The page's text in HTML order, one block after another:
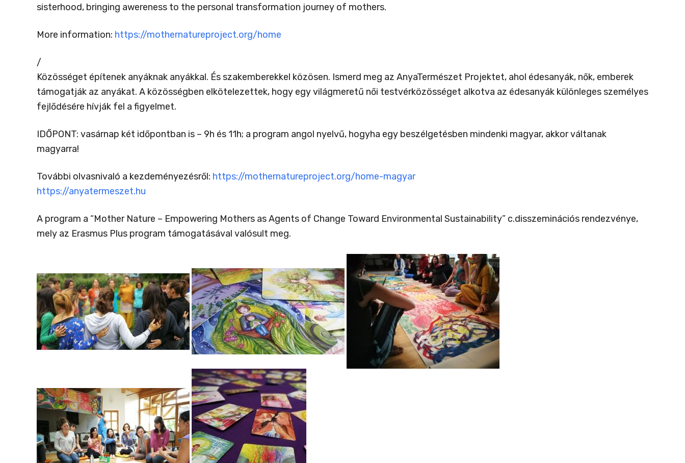
sisterhood, bringing awereness to the personal transformation journey of mothers.
More information: https://mothernatureproject.org/home
/
Közösséget építenek anyáknak anyákkal. És szakemberekkel közösen. Ismerd meg az AnyaTermészet Projektet, ahol édesanyák, nők, emberek
támogatják az anyákat. A közösségben elkötelezettek, hogy egy világmeretű női testvérközösséget alkotva az édesanyák különleges személyes
fejlődésére hívják fel a figyelmet.
IDŐPONT: vasárnap két időpontban is – 9h és 11h; a program angol nyelvű, hogyha egy beszélgetésben mindenki magyar, akkor váltanak
magyarra!
További olvasnivaló a kezdeményezésről: https://mothernatureproject.org/home-magyar
https://anyatermeszet.hu
A program a “Mother Nature – Empowering Mothers as Agents of Change Toward Environmental Sustainability” c.disszeminációs rendezvénye,
mely az Erasmus Plus program támogatásával valósult meg.